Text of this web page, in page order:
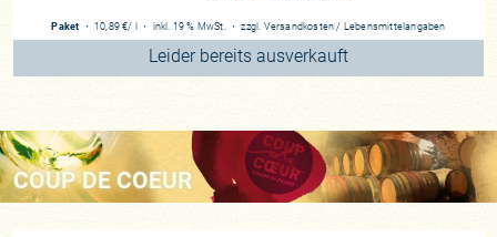
Paket ・ 10,89 €/ l ・ inkl. 19 % MwSt. ・zzgl. Versandkosten / Lebensmittelangaben
Leider bereits ausverkauft
COUP DE COEUR